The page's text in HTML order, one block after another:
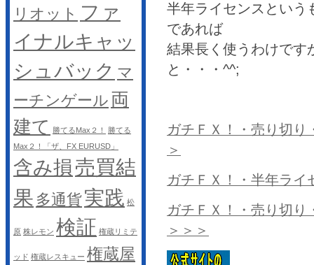
半年ライセンスという
であれば
結果長く使うわけです
と・・・^^;
ガチＦＸ！・売り切り
＞
ガチＦＸ！・半年ライ
ガチＦＸ！・売り切り
＞＞＞
リオット ファ
イナルキャッ
シュバック マ
ーチンゲール 両
建て
勝てるMax２！
勝てる
Max２！「ザ、FX EURUSD」
含み損売買結
果 多通貨実践 松
原 株レモン 検証 権蔵リミテ
ッド 権蔵レスキュー 権蔵屋